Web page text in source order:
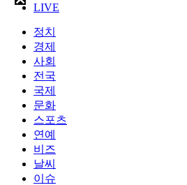
LIVE
정치
경제
사회
전국
국제
문화
스포츠
연예
비즈
날씨
이슈